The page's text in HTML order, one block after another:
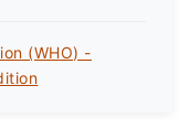
(WHO) -